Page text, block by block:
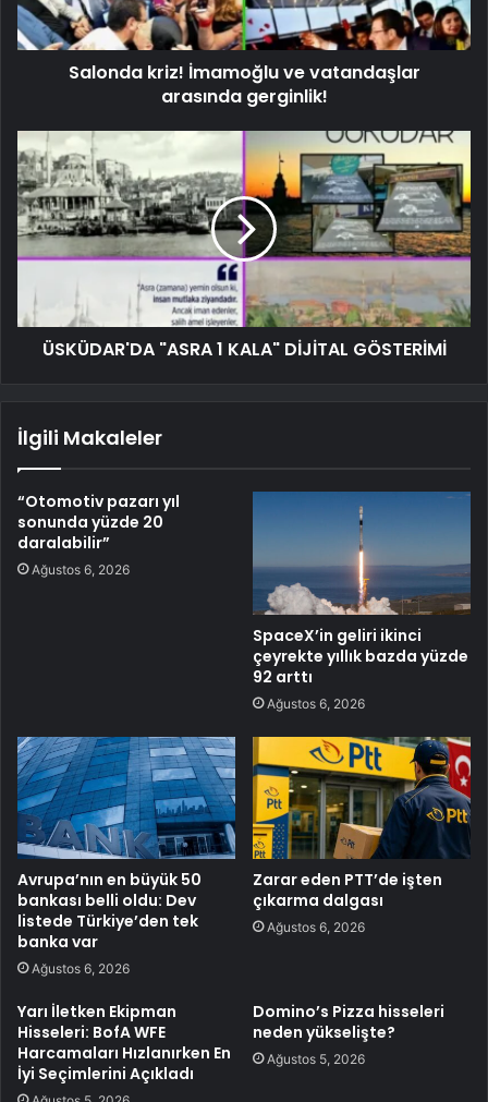
Salonda kriz! İmamoğlu ve vatandaşlar
arasında gerginlik!
ÜSKÜDAR'DA "ASRA 1 KALA" DİJİTAL GÖSTERİMİ
İlgili Makaleler
“Otomotiv pazarı yıl
sonunda yüzde 20
daralabilir”
Ağustos 6, 2026
SpaceX’in geliri ikinci
çeyrekte yıllık bazda yüzde
92 arttı
Ağustos 6, 2026
Avrupa’nın en büyük 50
bankası belli oldu: Dev
listede Türkiye’den tek
banka var
Ağustos 6, 2026
Zarar eden PTT’de işten
çıkarma dalgası
Ağustos 6, 2026
Yarı İletken Ekipman
Hisseleri: BofA WFE
Harcamaları Hızlanırken En
İyi Seçimlerini Açıkladı
Domino’s Pizza hisseleri
neden yükselişte?
Ağustos 5, 2026